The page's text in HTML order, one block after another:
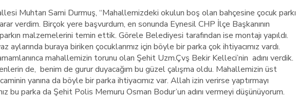
Muhtarı Sami Durmuş, “Mahallemizdeki okulun boş olan bahçesine çocuk parkı
verdim. Birçok yere başvurdum, en sonunda Eynesil CHP İlçe Başkanının
parkın malzemelerini temin ettik. Görele Belediyesi tarafından ise montajı yapıldı.
aylarında buraya biriken çocuklarımız için böyle bir parka çok ihtiyacımız vardı.
mahallemizin torunu olan Şehit Uzm.Çvş Bekir Kelleci’nin adını verdik.
de, benim de gurur duyacağım bu güzel çalışma oldu. Mahallemizin üst
caminin yanına da böyle bir parka ihtiyacımız var. Allah izin verirse yaptırmayı
bu parka da Şehit Polis Memuru Osman Bodur’un adını vermeyi düşünüyorum.